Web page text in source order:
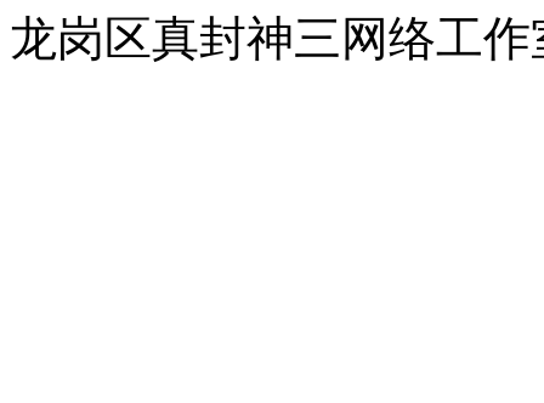
龙岗区真封神三网络工